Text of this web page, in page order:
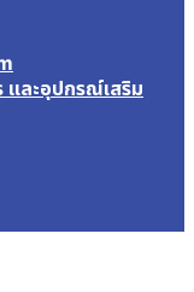
และอุปกรณ์เสริม